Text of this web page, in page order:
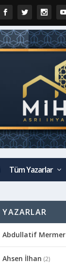
Tüm Yazarlar
YAZARLAR
Abdullatif Mermer
Ahsen İlhan (2)